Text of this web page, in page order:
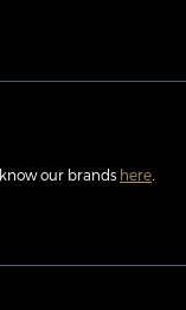
our brands here.